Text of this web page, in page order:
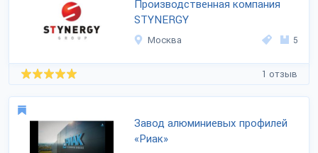
Производственная компания
STYNERGY
Москва 5
1 отзыв
Завод алюминиевых профилей
«Риак»